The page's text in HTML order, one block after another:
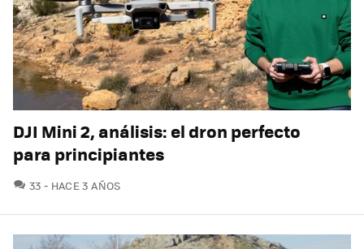
DJI Mini 2, análisis: el dron perfecto
para principiantes
33 COMENTARIOS
HACE 3 AÑOS